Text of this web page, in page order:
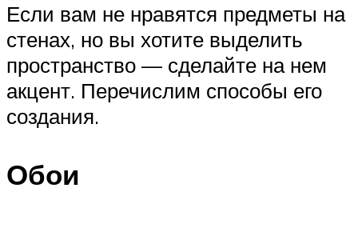
Если вам не нравятся предметы на
стенах, но вы хотите выделить
пространство — сделайте на нем
акцент. Перечислим способы его
создания.
Обои